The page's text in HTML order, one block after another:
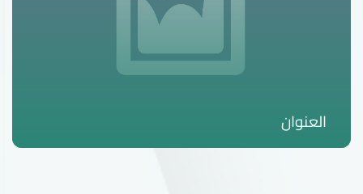
العنوان